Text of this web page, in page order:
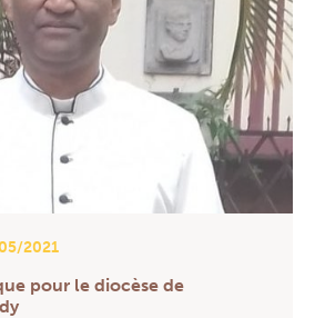
2021
pour le diocèse de